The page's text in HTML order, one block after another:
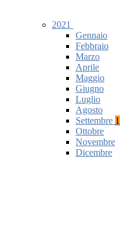
2021
Gennaio
Febbraio
Marzo
Aprile
Maggio
Giugno
Luglio
Agosto
Settembre 1
Ottobre
Novembre
Dicembre